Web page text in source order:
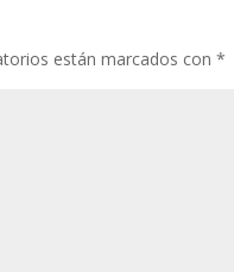
están marcados con*